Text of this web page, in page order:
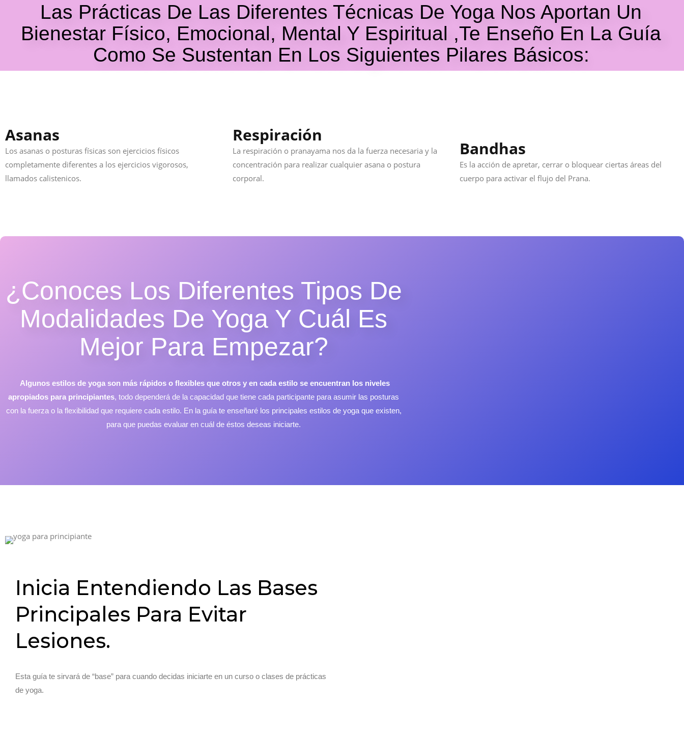
Las Prácticas De Las Diferentes Técnicas De Yoga Nos Aportan Un
Bienestar Físico, Emocional, Mental Y Espiritual ,te Enseño En La Guía
Como Se Sustentan En Los Siguientes Pilares Básicos:
Asanas
Los asanas o posturas físicas son ejercicios físicos
completamente diferentes a los ejercicios vigorosos,
llamados calistenicos.
Respiración
La respiración o pranayama nos da la fuerza necesaria y la
concentración para realizar cualquier asana o postura
corporal.
Bandhas
Es la acción de apretar, cerrar o bloquear ciertas áreas del
cuerpo para activar el flujo del Prana.
¿Conoces Los Diferentes Tipos De
Modalidades De Yoga Y Cuál Es
Mejor Para Empezar?
Algunos estilos de yoga son más rápidos o flexibles que otros y en cada estilo se encuentran los niveles
apropiados para principiantes, todo dependerá de la capacidad que tiene cada participante para asumir las posturas
con la fuerza o la flexibilidad que requiere cada estilo. En la guía te enseñaré los principales estilos de yoga que existen,
para que puedas evaluar en cuál de éstos deseas iniciarte.
Inicia Entendiendo Las Bases
Principales Para Evitar
Lesiones.
Esta guía te sirvará de “base” para cuando decidas iniciarte en un curso o clases de prácticas
de yoga.